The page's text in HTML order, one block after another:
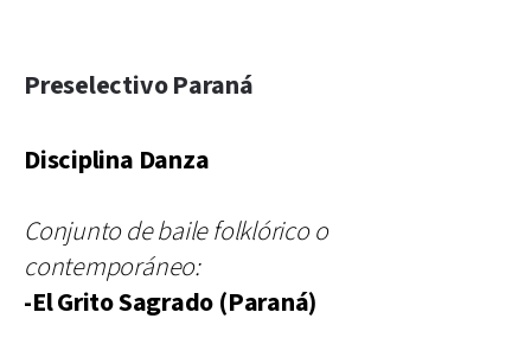
Preselectivo Paraná
Disciplina Danza
Conjunto de baile folklórico o
contemporáneo:
-El Grito Sagrado (Paraná)